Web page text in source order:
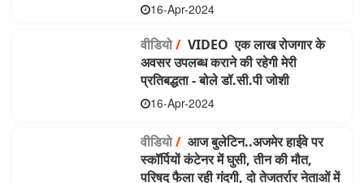
16-Apr-2024
वीडियो/ VIDEO एक लाख रोजगार के
अवसर उपलब्ध कराने की रहेगी मेरी
प्रतिबद्धता - बोले डॉ.सी.पी जोशी
16-Apr-2024
वीडियो/ आज बुलेटिन..अजमेर हाईवे पर
स्कॉर्पियों कंटेनर में घुसी, तीन की मौत,
परिषद फैला रही गंदगी, दो तेजतर्रार नेताओं में